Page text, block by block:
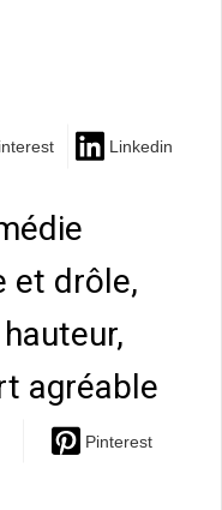
Linkedin
et drôle,
agréable
Pinterest